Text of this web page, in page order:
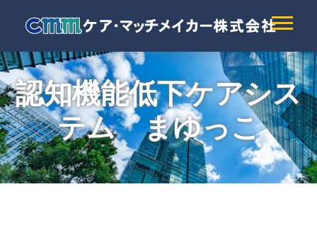
認知機能低下ケアシス
テム まゆっこ